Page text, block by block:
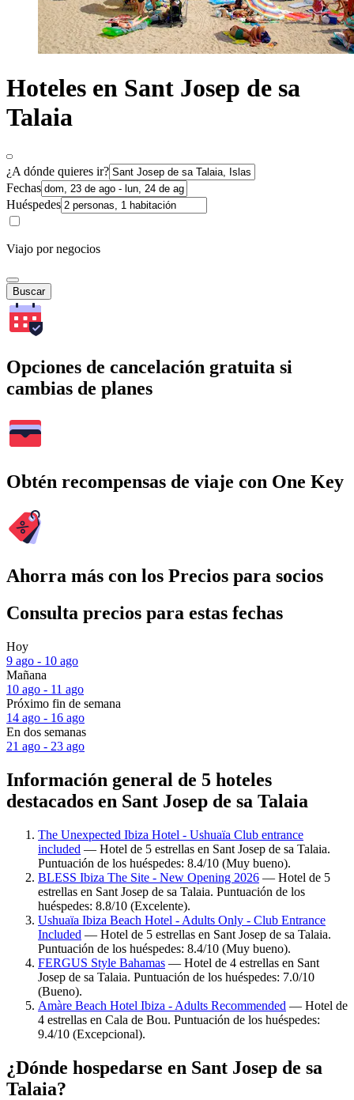
Hoteles en Sant Josep de sa
Talaia
¿A dónde quieres ir?
Fechas
Huéspedes
Viajo por negocios
Buscar
Opciones de cancelación gratuita si
cambias de planes
Obtén recompensas de viaje con One Key
Ahorra más con los Precios para socios
Consulta precios para estas fechas
Hoy
9 ago - 10 ago
Mañana
10 ago - 11 ago
Próximo fin de semana
14 ago - 16 ago
En dos semanas
21 ago - 23 ago
Información general de 5 hoteles
destacados en Sant Josep de sa Talaia
The Unexpected Ibiza Hotel - Ushuaïa Club entrance
included — Hotel de 5 estrellas en Sant Josep de sa Talaia.
Puntuación de los huéspedes: 8.4/10 (Muy bueno).
BLESS Ibiza The Site - New Opening 2026 — Hotel de 5
estrellas en Sant Josep de sa Talaia. Puntuación de los
huéspedes: 8.8/10 (Excelente).
Ushuaïa Ibiza Beach Hotel - Adults Only - Club Entrance
Included — Hotel de 5 estrellas en Sant Josep de sa Talaia.
Puntuación de los huéspedes: 8.4/10 (Muy bueno).
FERGUS Style Bahamas — Hotel de 4 estrellas en Sant
Josep de sa Talaia. Puntuación de los huéspedes: 7.0/10
(Bueno).
Amàre Beach Hotel Ibiza - Adults Recommended — Hotel de
4 estrellas en Cala de Bou. Puntuación de los huéspedes:
9.4/10 (Excepcional).
¿Dónde hospedarse en Sant Josep de sa
Talaia?